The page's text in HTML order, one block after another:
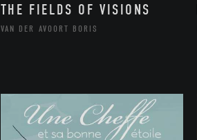
THE FIELDS OF VISIONS
VAN DER AVOORT BORIS